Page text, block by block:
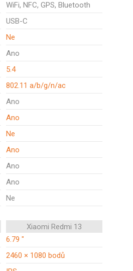
WiFi, NFC, GPS, Bluetooth
USB-C
Ne
Ano
5.4
802.11 a/b/g/n/ac
Ano
Ano
Ne
Ano
Ano
Ano
Ne
Xiaomi Redmi 13
6.79 "
2460 × 1080 bodů